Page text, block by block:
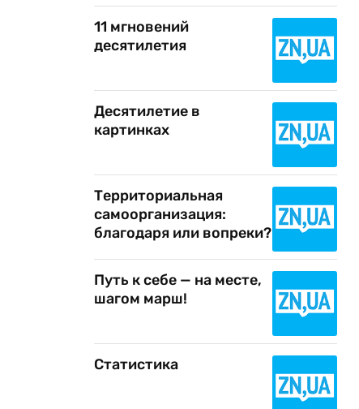
11 мгновений
десятилетия
Десятилетие в
картинках
Территориальная
самоорганизация:
благодаря или вопреки?
Путь к себе — на месте,
шагом марш!
Статистика